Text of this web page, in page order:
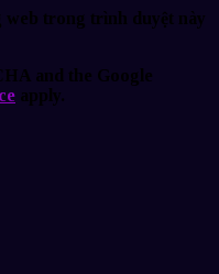
web trong trình duyệt này
and the Google
apply.